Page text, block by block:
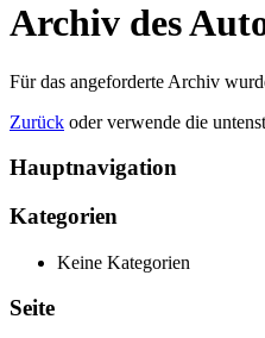
Archiv des
Für das angeforderte Archiv
Zurück oder verwende die
Hauptnavigation
Kategorien
Keine Kategorien
Seite